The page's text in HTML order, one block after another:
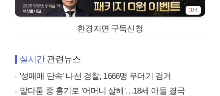
3/4
한경지면 구독신청
실시간관련뉴스
'성매매 단속' 나선 경찰, 1666명 무더기 검거
말다툼 중 흉기로 '어머니 살해'…18세 아들 결국